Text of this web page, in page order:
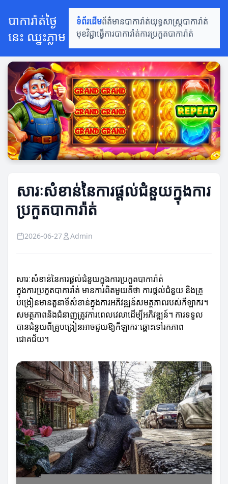
បាការ៉ាត់ថ្ងៃ
នេះ ឈ្នះភ្លាម
ទំព័រដើមព័ត៌មានបាការ៉ាត់យុទ្ធសាស្ត្របាការ៉ាត់
មុខវិជ្ជាធ្វើការបាការ៉ាត់ការប្រកួតបាការ៉ាត់
សារៈសំខាន់នៃការផ្តល់ជំនួយក្នុងការ
ប្រកួតបាការ៉ាត់
2026-06-27 Admin
សារៈសំខាន់នៃការផ្តល់ជំនួយក្នុងការប្រកួតបាការ៉ាត់
ក្នុងការប្រកួតបាការ៉ាត់ មានការពិតមួយគឺថា ការផ្តល់ជំនួយ និងគ្រូ
បង្រៀនមានតួនាទីសំខាន់ក្នុងការអភិវឌ្ឍន៍សមត្ថភាពរបស់កីឡាករ។
សមត្ថភាពនិងជំនាញត្រូវការពេលវេលាដើម្បីអភិវឌ្ឍន៍។ ការទទួល
បានជំនួយពីគ្រូបង្រៀនអាចជួយឱ្យកីឡាករៈឆ្ពោះទៅរកភាព
ជោគជ័យ។